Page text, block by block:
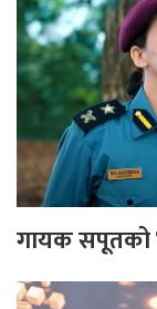
गायक सपूतको